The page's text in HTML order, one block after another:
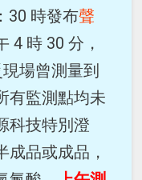
30 時發布聲
4 時 30 分，
場曾測量到
有監測點均未
科技特別澄
成品或成品，